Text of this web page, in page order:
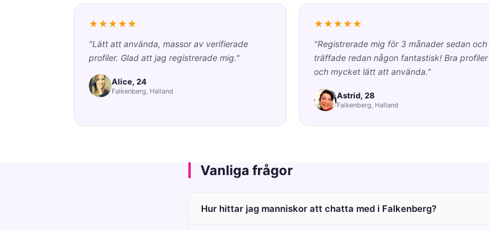
★★★★★
"Lätt att använda, massor av verifierade
profiler. Glad att jag registrerade mig."
Alice, 24
Falkenberg, Halland
★★★★★
"Registrerade mig för 3 månader sedan och
träffade redan någon fantastisk! Bra profiler
och mycket lätt att använda."
Astrid, 28
Falkenberg, Halland
Vanliga frågor
Hur hittar jag manniskor att chatta med i Falkenberg?